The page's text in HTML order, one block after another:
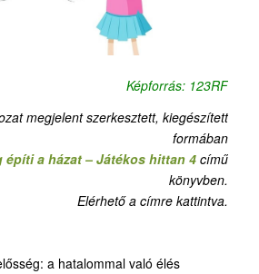
Képforrás: 123RF
megjelent szerkesztett, kiegészített
formában
építi a házat – Játékos hittan 4 című
könyvben.
Elérhető a címre kattintva.
a hatalommal való élés